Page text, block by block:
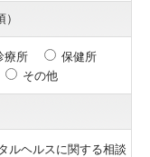
療所
保健所
その他
ルヘルスに関する相談